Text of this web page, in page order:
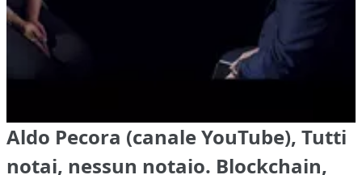
Aldo Pecora (canale YouTube), Tutti
notai, nessun notaio. Blockchain,